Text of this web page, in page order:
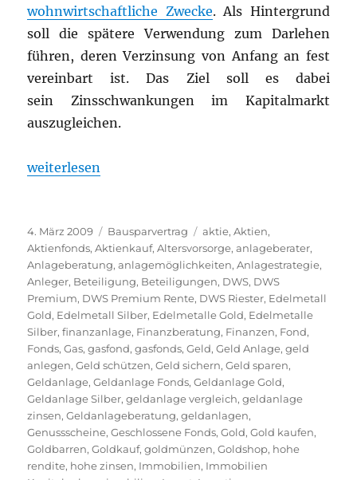
wohnwirtschaftliche Zwecke. Als Hintergrund
soll die spätere Verwendung zum Darlehen
führen, deren Verzinsung von Anfang an fest
vereinbart ist. Das Ziel soll es dabei
sein Zinsschwankungen im Kapitalmarkt
auszugleichen.
„Keine Wohnungsbauprämie bei Bausparverträgen
weiterlesen
Veröffentlicht
am
4. März 2009 Kategorien
Bausparvertrag Schlagwörter
aktie,Aktien,
Aktienfonds,Aktienkauf,Altersvorsorge,anlageberater,
Anlageberatung,anlagemöglichkeiten,Anlagestrategie,
Anleger, Beteiligung, Beteiligungen, DWS, DWS
Premium, DWS Premium Rente, DWS Riester, Edelmetall
Gold, Edelmetall Silber, Edelmetalle Gold, Edelmetalle
Silber,finanzanlage, Finanzberatung, Finanzen, Fond,
Fonds,Gas,gasfond,gasfonds,Geld,Geld Anlage,geld
anlegen,Geld schützen,Geld sichern,Geld sparen,
Geldanlage,Geldanlage Fonds,Geldanlage Gold,
Geldanlage Silber,geldanlage vergleich,geldanlage
zinsen,Geldanlageberatung,geldanlagen,
Genussscheine,Geschlossene Fonds,Gold,Gold kaufen,
Goldbarren,Goldkauf,goldmünzen,Goldshop, hohe
rendite, hohe zinsen, Immobilien, Immobilien